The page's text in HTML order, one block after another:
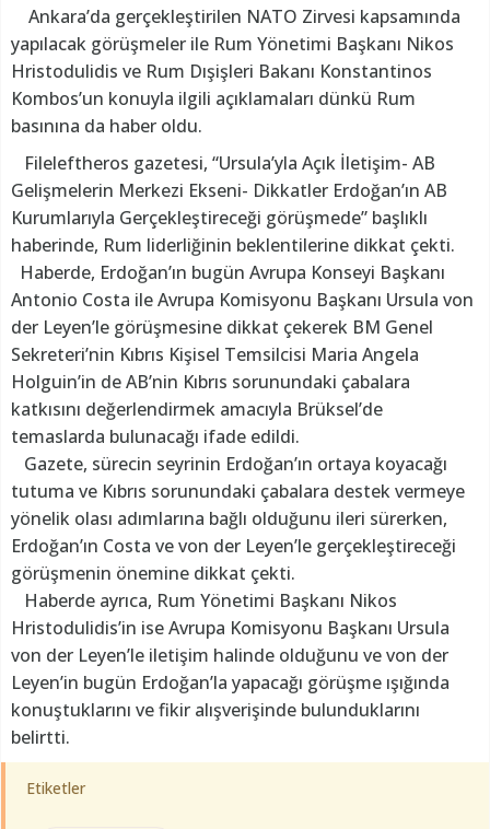
Ankara’da gerçekleştirilen NATO Zirvesi kapsamında
yapılacak görüşmeler ile Rum Yönetimi Başkanı Nikos
Hristodulidis ve Rum Dışişleri Bakanı Konstantinos
Kombos’un konuyla ilgili açıklamaları dünkü Rum
basınına da haber oldu.
Fileleftheros gazetesi, “Ursula’yla Açık İletişim- AB
Gelişmelerin Merkezi Ekseni- Dikkatler Erdoğan’ın AB
Kurumlarıyla Gerçekleştireceği görüşmede” başlıklı
haberinde, Rum liderliğinin beklentilerine dikkat çekti.
Haberde, Erdoğan’ın bugün Avrupa Konseyi Başkanı
Antonio Costa ile Avrupa Komisyonu Başkanı Ursula von
der Leyen’le görüşmesine dikkat çekerek BM Genel
Sekreteri’nin Kıbrıs Kişisel Temsilcisi Maria Angela
Holguin’in de AB’nin Kıbrıs sorunundaki çabalara
katkısını değerlendirmek amacıyla Brüksel’de
temaslarda bulunacağı ifade edildi.
Gazete, sürecin seyrinin Erdoğan’ın ortaya koyacağı
tutuma ve Kıbrıs sorunundaki çabalara destek vermeye
yönelik olası adımlarına bağlı olduğunu ileri sürerken,
Erdoğan’ın Costa ve von der Leyen’le gerçekleştireceği
görüşmenin önemine dikkat çekti.
Haberde ayrıca, Rum Yönetimi Başkanı Nikos
Hristodulidis’in ise Avrupa Komisyonu Başkanı Ursula
von der Leyen’le iletişim halinde olduğunu ve von der
Leyen’in bugün Erdoğan’la yapacağı görüşme ışığında
konuştuklarını ve fikir alışverişinde bulunduklarını
belirtti.
Etiketler